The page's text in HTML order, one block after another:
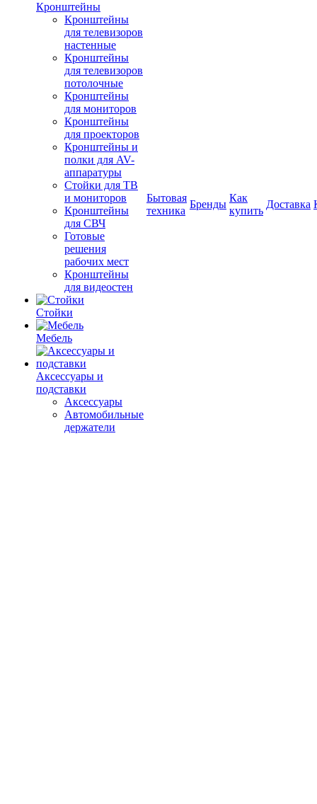
Кронштейны
Кронштейны
для телевизоров
настенные
Кронштейны
для телевизоров
потолочные
Кронштейны
для мониторов
Кронштейны
для проекторов
Кронштейны и
полки для AV-
аппаратуры
Стойки для ТВ
и мониторов
Кронштейны
для СВЧ
Готовые
решения
рабочих мест
Кронштейны
для видеостен
Стойки
Мебель
Аксессуары и
подставки
Аксессуары
Автомобильные
держатели
Бытовая
техника
Бренды
Как
купить
Доставка